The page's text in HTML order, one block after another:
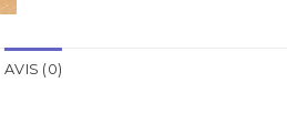
AVIS (0)